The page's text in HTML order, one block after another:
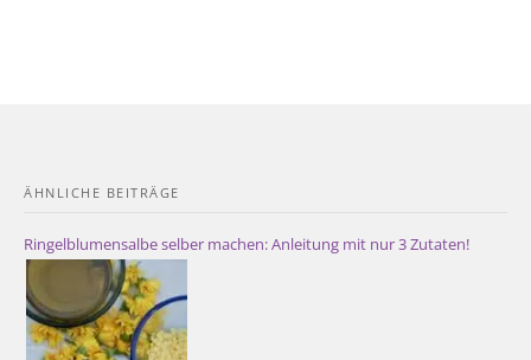
ÄHNLICHE BEITRÄGE
Ringelblumensalbe selber machen: Anleitung mit nur 3 Zutaten!